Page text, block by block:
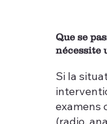
Que se
nécessite
Si la
examens